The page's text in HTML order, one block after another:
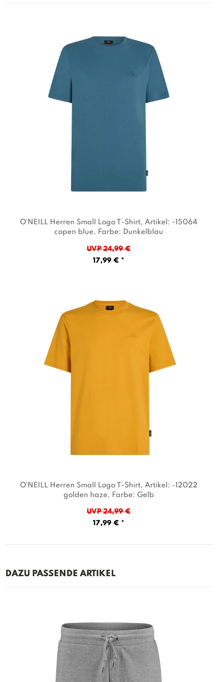
O`NEILL Herren Small Logo T-Shirt, Artikel: -15064
copen blue, Farbe: Dunkelblau
UVP 24,99 €
17,99 € *
O`NEILL Herren Small Logo T-Shirt, Artikel: -12022
golden haze , Farbe: Gelb
UVP 24,99 €
17,99 € *
DAZU PASSENDE ARTIKEL